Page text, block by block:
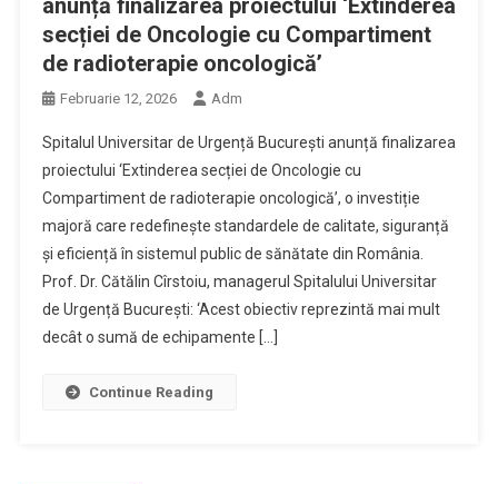
secției de Oncologie cu Compartiment
de radioterapie oncologică’
Februarie 12, 2026 Adm
Spitalul Universitar de Urgență București anunță finalizarea
proiectului ‘Extinderea secției de Oncologie cu
Compartiment de radioterapie oncologică’, o investiție
majoră care redefinește standardele de calitate, siguranță
și eficiență în sistemul public de sănătate din România.
Prof. Dr. Cătălin Cîrstoiu, managerul Spitalului Universitar
de Urgență București: ‘Acest obiectiv reprezintă mai mult
decât o sumă de echipamente […]
Continue Reading